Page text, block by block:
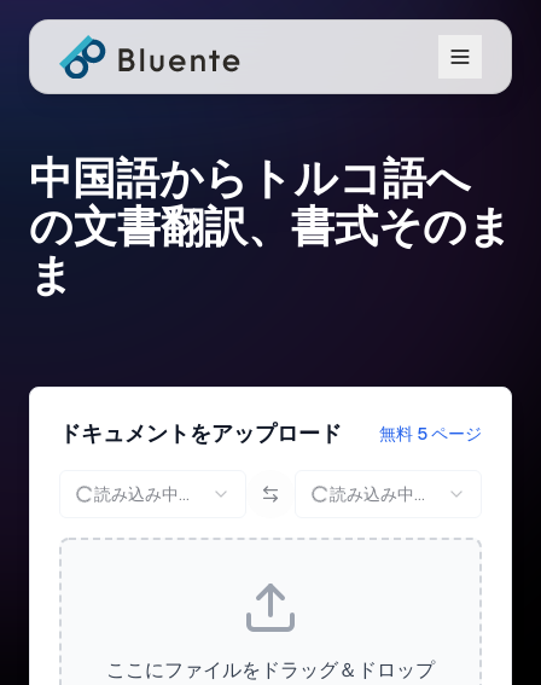
中国語からトルコ語へ
の文書翻訳、書式そのま
ま
ドキュメントをアップロード 無料 5 ページ
読み込み中... 読み込み中...
ここにファイルをドラッグ＆ドロップ